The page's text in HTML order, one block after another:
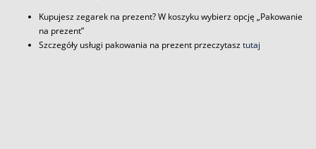
Kupujesz zegarek na prezent? W koszyku wybierz opcję „Pakowanie
na prezent”
Szczegóły usługi pakowania na prezent przeczytasztutaj